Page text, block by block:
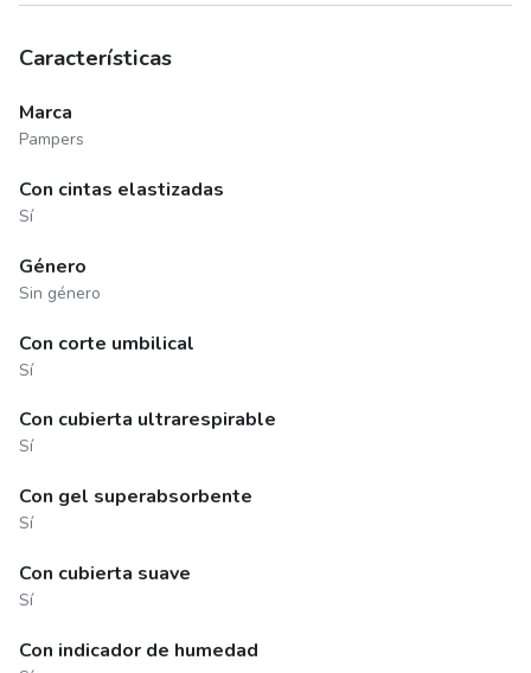
Características
Marca
Pampers
Con cintas elastizadas
Sí
Género
Sin género
Con corte umbilical
Sí
Con cubierta ultrarespirable
Sí
Con gel superabsorbente
Sí
Con cubierta suave
Sí
Con indicador de humedad